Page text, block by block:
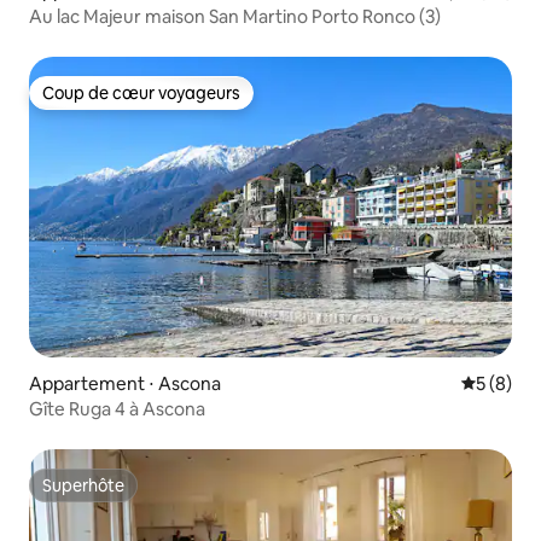
Au lac Majeur maison San Martino Porto Ronco (3)
Coup de cœur voyageurs
Coup de cœur voyageurs
Appartement ⋅ Ascona
5 (8)
Gîte Ruga 4 à Ascona
Superhôte
Superhôte